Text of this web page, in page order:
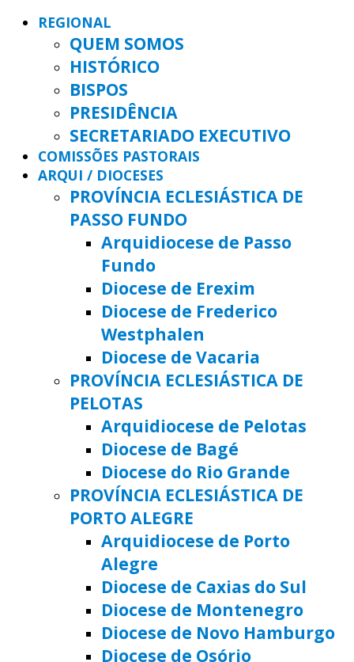
REGIONAL
QUEM SOMOS
HISTÓRICO
BISPOS
PRESIDÊNCIA
SECRETARIADO EXECUTIVO
COMISSÕES PASTORAIS
ARQUI / DIOCESES
PROVÍNCIA ECLESIÁSTICA DE
PASSO FUNDO
Arquidiocese de Passo
Fundo
Diocese de Erexim
Diocese de Frederico
Westphalen
Diocese de Vacaria
PROVÍNCIA ECLESIÁSTICA DE
PELOTAS
Arquidiocese de Pelotas
Diocese de Bagé
Diocese do Rio Grande
PROVÍNCIA ECLESIÁSTICA DE
PORTO ALEGRE
Arquidiocese de Porto
Alegre
Diocese de Caxias do Sul
Diocese de Montenegro
Diocese de Novo Hamburgo
Diocese de Osório